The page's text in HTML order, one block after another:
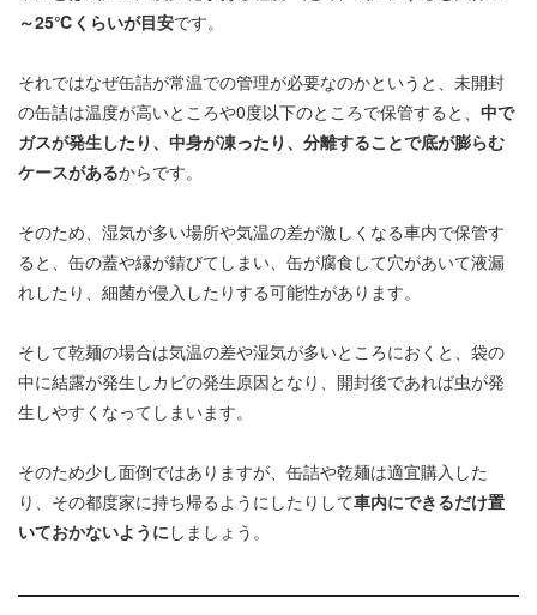
～25℃くらいが目安です。
それではなぜ缶詰が常温での管理が必要なのかというと、未開封
の缶詰は温度が高いところや0度以下のところで保管すると、 中で
ガスが発生したり、中身が凍ったり、分離することで底が膨らむ
ケースがあるからです。
そのため、湿気が多い場所や気温の差が激しくなる車内で保管す
ると、缶の蓋や縁が錆びてしまい、缶が腐食して穴があいて液漏
れしたり、細菌が侵入したりする可能性があります。
そして乾麺の場合は気温の差や湿気が多いところにおくと、袋の
中に結露が発生しカビの発生原因となり、開封後であれば虫が発
生しやすくなってしまいます。
そのため少し面倒ではありますが、缶詰や乾麺は適宜購入した
り、その都度家に持ち帰るようにしたりして車内にできるだけ置
いておかないようにしましょう。